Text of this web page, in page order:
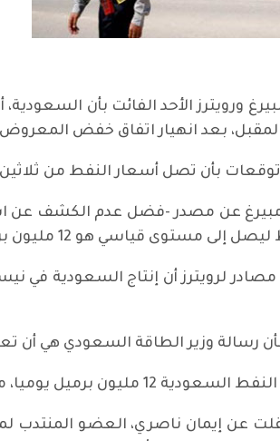
ورويترز الأحد الفائت بأن
بعد انهيار اتفاق خفض
بأن تصل أسعار النفط من ثلاثين
عن مصدر -فضل عدم الكشف عن
قياسي هو 12 مليون برميل يوميًّا إذا اقتضت الحاجة ذلك.
رسالة وزير الطاقة السعودي هي أن
مما يعطيها القدرة على زيادة الإنتاج سريعا.